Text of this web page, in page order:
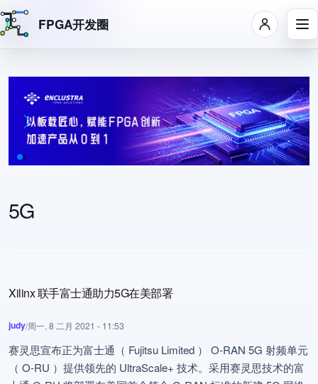
跳转到主要内容
FPGA开发圈
5G
Xilinx 联手富士通助力5G在美部署
judy/周一, 8 二月 2021 - 11:53
赛灵思宣布正为富士通（ Fujitsu Limited ） O-RAN 5G 射频单元
（ O-RU ）提供领先的 UltraScale+ 技术。采用赛灵思技术的富